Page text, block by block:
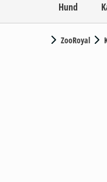
Hund
ZooRoyal